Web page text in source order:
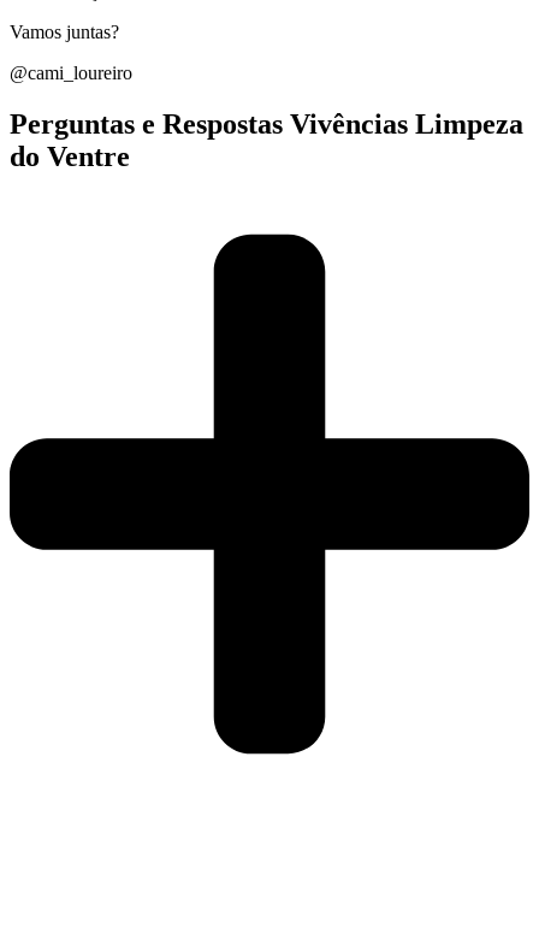
Vamos juntas?
@cami_loureiro
Perguntas e Respostas Vivências Limpeza
do Ventre